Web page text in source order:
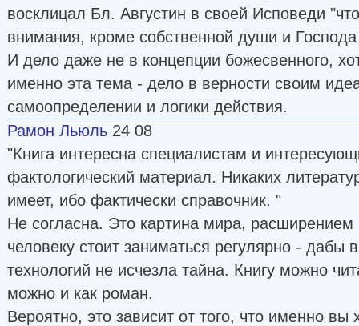
восклицал Бл. Августин в своей Исповеди
внимания, кроме собственной души и Господа
И дело даже не в концепции божесвенного,
именно эта тема - дело в верности своим
самоопределении и логики действия.
Рамон Льюль 24 08
"Книга интересна специалистам и
фактологический материал. Никаких
имеет, ибо фактически справочник. "
Не согласна. Это картина мира,
человеку стоит заниматься регулярно - дабы
технологий не исчезла тайна. Книгу можно
можно и как роман.
Вероятно, это зависит от того, что именно вы